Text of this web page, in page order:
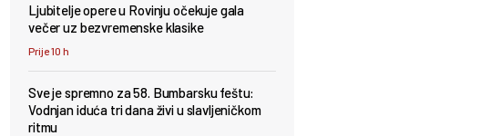
Ljubitelje opere u Rovinju očekuje gala
večer uz bezvremenske klasike
Prije 10 h
Sve je spremno za 58. Bumbarsku feštu:
Vodnjan iduća tri dana živi u slavljeničkom
ritmu